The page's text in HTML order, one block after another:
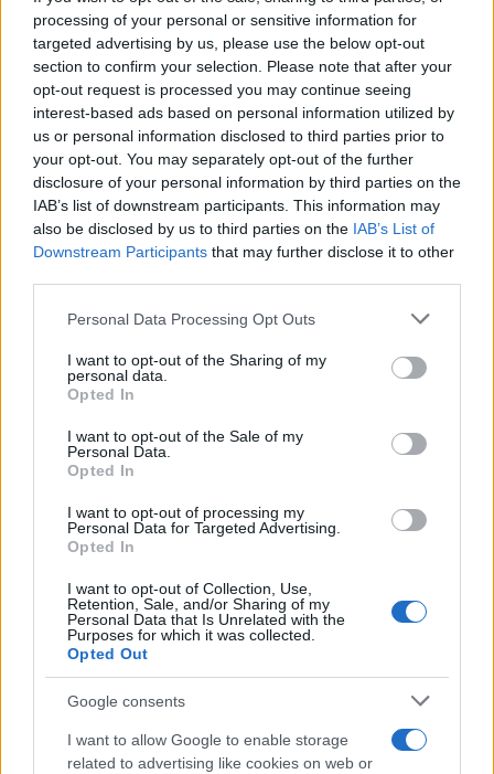
processing of your personal or sensitive information for
targeted advertising by us, please use the below opt-out
section to confirm your selection. Please note that after your
opt-out request is processed you may continue seeing
interest-based ads based on personal information utilized by
us or personal information disclosed to third parties prior to
your opt-out. You may separately opt-out of the further
disclosure of your personal information by third parties on the
IAB’s list of downstream participants. This information may
also be disclosed by us to third parties on the IAB’s List of
Downstream Participants that may further disclose it to other
Please note that this website/app uses one or more Google
not limited to your visit or usage behaviour. You may click to
grant or deny consent to Google and its third-party tags to
use your data for below specified purposes in below Google
consent section.
Personal Data Processing Opt Outs
I want to opt-out of the Sharing of my
personal data.
Opted In
I want to opt-out of the Sale of my
Personal Data.
Opted In
I want to opt-out of processing my
Personal Data for Targeted Advertising.
Opted In
I want to opt-out of Collection, Use,
Retention, Sale, and/or Sharing of my
Personal Data that Is Unrelated with the
Purposes for which it was collected.
Opted Out
Google consents
I want to allow Google to enable storage
related to advertising like cookies on web or
cliccandoqui
Sei già abbonato?
Puoi effettuare l'accesso andando nella
sezioneLogindal menù del sito o
cliccandoqui
Notizie in tempo reale?
Entra nel canale telegram di
GalluraOggi.it
i tuoi video e le tue foto
Su WhatsApp al numero +39
Ricevi le nostre ultime news
daGoogle News